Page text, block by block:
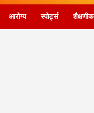
आरोग्य स्पोर्ट्स शैक्षणीक